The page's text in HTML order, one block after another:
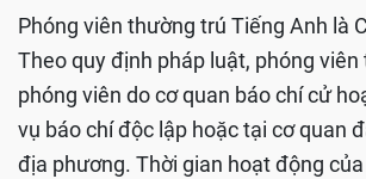
Phóng viên thường trú Tiếng Anh là
Theo quy định pháp luật, phóng
phóng viên do cơ quan báo chí cử
vụ báo chí độc lập hoặc tại cơ quan
địa phương. Thời gian hoạt động